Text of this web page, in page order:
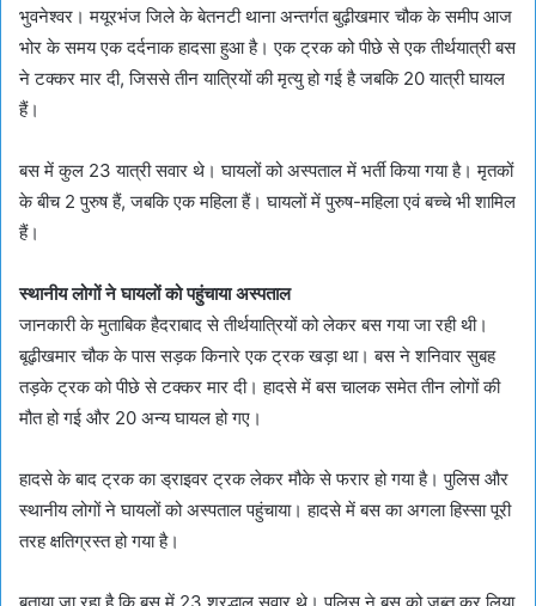
भुवनेश्वर। मयूरभंज जिले के बेतनटी थाना अन्तर्गत बुढ़ीखमार चौक के समीप आज
भोर के समय एक दर्दनाक हादसा हुआ है। एक ट्रक को पीछे से एक तीर्थयात्री बस
ने टक्कर मार दी, जिससे तीन यात्रियों की मृत्यु हो गई है जबकि 20 यात्री घायल
हैं।
बस में कुल 23 यात्री सवार थे। घायलों को अस्पताल में भर्ती किया गया है। मृतकों
के बीच 2 पुरुष हैं, जबकि एक महिला हैं। घायलों में पुरुष-महिला एवं बच्चे भी शामिल
हैं।
स्‍थानीय लोगों ने घायलों को पहुंचाया अस्‍पताल
जानकारी के मुताबिक हैदराबाद से तीर्थयात्रियों को लेकर बस गया जा रही थी।
बूढ़ीखमार चौक के पास सड़क किनारे एक ट्रक खड़ा था। बस ने शनिवार सुबह
तड़के ट्रक को पीछे से टक्कर मार दी। हादसे में बस चालक समेत तीन लोगों की
मौत हो गई और 20 अन्य घायल हो गए।
हादसे के बाद ट्रक का ड्राइवर ट्रक लेकर मौके से फरार हो गया है। पुलिस और
स्थानीय लोगों ने घायलों को अस्पताल पहुंचाया। हादसे में बस का अगला हिस्सा पूरी
तरह क्षतिग्रस्त हो गया है।
बताया जा रहा है कि बस में 23 श्रद्धालु सवार थे। पुलिस ने बस को जब्त कर लिया